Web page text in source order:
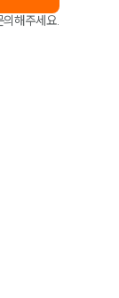
의해주세요.